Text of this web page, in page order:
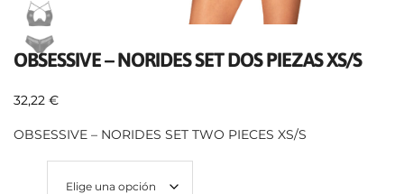
OBSESSIVE – NORIDES SET DOS PIEZAS XS/S
32,22 €
OBSESSIVE – NORIDES SET TWO PIECES XS/S